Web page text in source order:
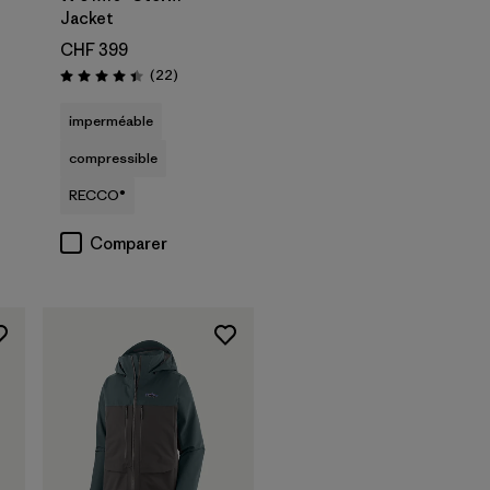
Jacket
CHF 399
Évaluation: 4.4 / 5
(22Avis
)
imperméable
compressible
RECCO®
Comparer